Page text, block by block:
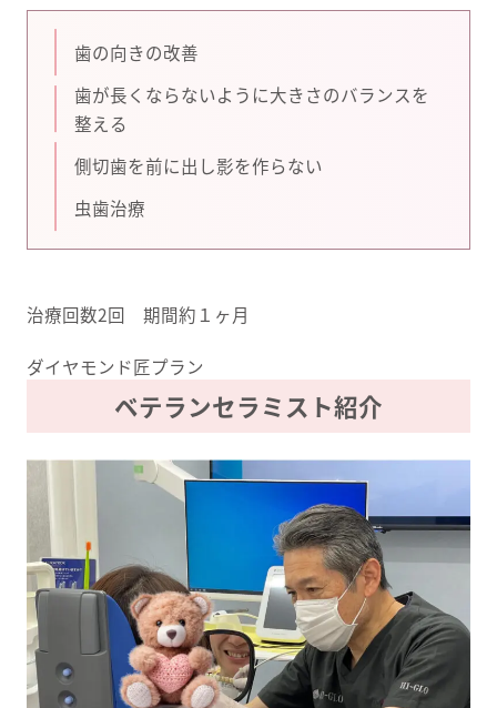
歯の向きの改善
歯が長くならないように大きさのバランスを
整える
側切歯を前に出し影を作らない
虫歯治療
治療回数2回 期間約１ヶ月
ダイヤモンド匠プラン
ベテランセラミスト紹介